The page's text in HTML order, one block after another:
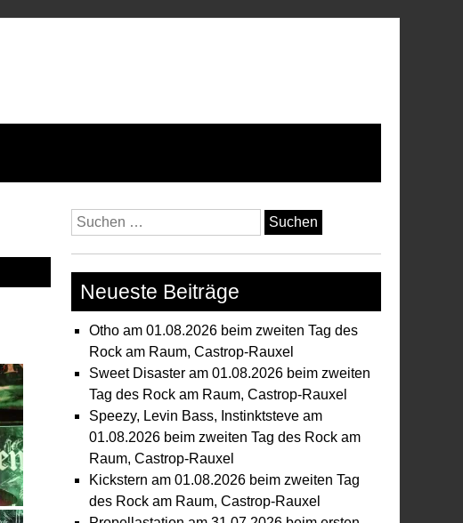
Suchen
nach:
Neueste Beiträge
Otho am 01.08.2026 beim zweiten Tag des
Rock am Raum, Castrop-Rauxel
Sweet Disaster am 01.08.2026 beim zweiten
Tag des Rock am Raum, Castrop-Rauxel
Speezy, Levin Bass, Instinktsteve am
01.08.2026 beim zweiten Tag des Rock am
Raum, Castrop-Rauxel
Kickstern am 01.08.2026 beim zweiten Tag
des Rock am Raum, Castrop-Rauxel